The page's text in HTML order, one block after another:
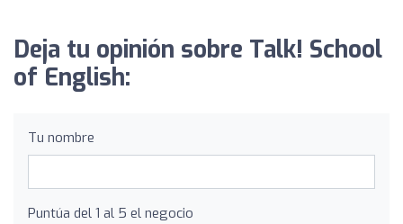
Deja tu opinión sobre Talk! School
of English:
Tu nombre
Puntúa del 1 al 5 el negocio